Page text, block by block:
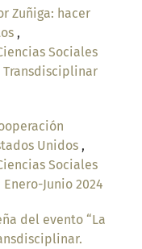
Zuñiga: hacer
,
Sociales
Transdisciplinar
Unidos ,
Sociales
Enero-Junio 2024
del evento “La